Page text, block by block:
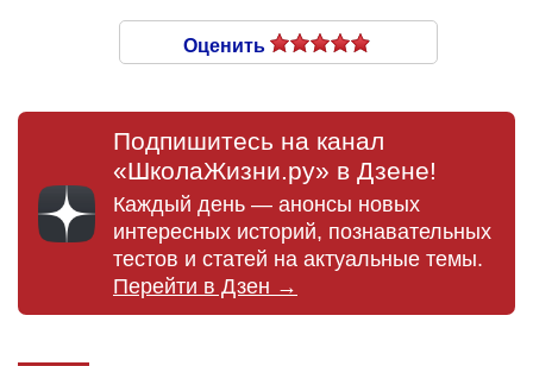
Оценить
Подпишитесь на канал
«ШколаЖизни.ру» в Дзене!
Каждый день — анонсы новых
интересных историй, познавательных
тестов и статей на актуальные темы.
Перейти в Дзен →